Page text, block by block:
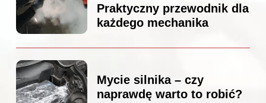
Praktyczny przewodnik dla
każdego mechanika
Mycie silnika – czy
naprawdę warto to robić?